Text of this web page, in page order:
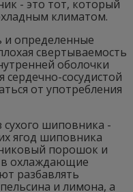
- это тот, который
климатом.
и определенные
свертываемость
оболочки
сердечно-сосудистой
от употребления
шиповника -
ягод шиповника
порошок и
в охлаждающие
разбавлять
и лимона, а